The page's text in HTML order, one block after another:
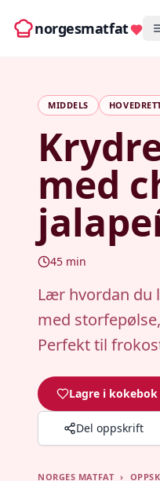
norgesmatfat
MIDDELS
med
45 min
Lær hvordan du
med
Perfekt til
Lagre i kokebok
Del oppskrift
NORGES MATFAT ›